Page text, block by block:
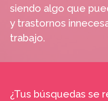
siendo algo que
y trastornos
trabajo.
¿Tus búsquedas se